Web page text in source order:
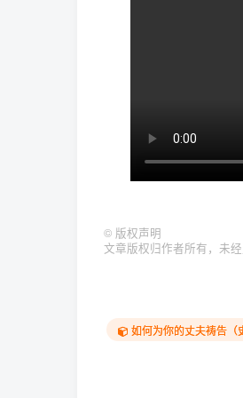
© 版权声明
文章版权归作者所有，未经
如何为你的丈夫祷告（